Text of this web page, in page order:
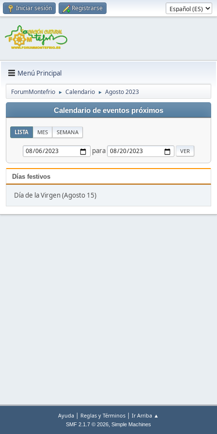
Iniciar sesión Registrarse
Menú Principal
ForumMontefrio ► Calendario ► Agosto 2023
Calendario de eventos próximos
LISTA MES SEMANA
para
Días festivos
Día de la Virgen (Agosto 15)
Ayuda | Reglas y Términos | Ir Arriba ▲
SMF 2.1.7 © 2026, Simple Machines